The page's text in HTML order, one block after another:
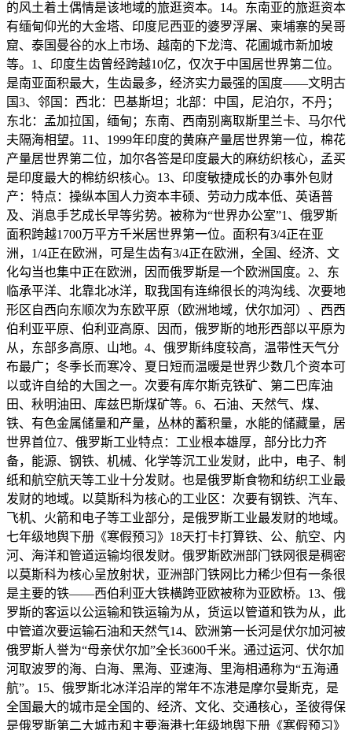
的风土着土偶情是该地域的旅逛资本。14。东南亚的旅逛资本
有缅甸仰光的大金塔、印度尼西亚的婆罗浮屠、柬埔寨的吴哥
窟、泰国曼谷的水上市场、越南的下龙湾、花圃城市新加坡
等。1、印度生齿曾经跨越10亿，仅次于中国居世界第二位。
是南亚面积最大，生齿最多，经济实力最强的国度——文明古
国3、邻国：西北：巴基斯坦；北部：中国，尼泊尔，不丹；
东北：孟加拉国，缅甸；东南、西南别离取斯里兰卡、马尔代
夫隔海相望。11、1999年印度的黄麻产量居世界第一位，棉花
产量居世界第二位，加尔各答是印度最大的麻纺织核心，孟买
是印度最大的棉纺织核心。13、印度敏捷成长的办事外包财
产：特点：操纵本国人力资本丰硕、劳动力成本低、英语普
及、消息手艺成长早等劣势。被称为“世界办公室”1、俄罗斯
面积跨越1700万平方千米居世界第一位。面积有3/4正在亚
洲，1/4正在欧洲，可是生齿有3/4正在欧洲，全国、经济、文
化勾当也集中正在欧洲，因而俄罗斯是一个欧洲国度。2、东
临承平洋、北靠北冰洋，取我国有连绵很长的鸿沟线、次要地
形区自西向东顺次为东欧平原（欧洲地域，伏尔加河）、西西
伯利亚平原、伯利亚高原、因而，俄罗斯的地形西部以平原为
从，东部多高原、山地。4、俄罗斯纬度较高，温带性天气分
布最广；冬季长而寒冷、夏日短而温暖是世界少数几个资本可
以或许自给的大国之一。次要有库尔斯克铁矿、第二巴库油
田、秋明油田、库兹巴斯煤矿等。6、石油、天然气、煤、
铁、有色金属储量和产量，丛林的蓄积量，水能的储藏量，居
世界首位7、俄罗斯工业特点：工业根本雄厚，部分比力齐
备，能源、钢铁、机械、化学等沉工业发财，此中，电子、制
纸和航空航天等工业十分发财。也是俄罗斯食物和纺织工业最
发财的地域。以莫斯科为核心的工业区：次要有钢铁、汽车、
飞机、火箭和电子等工业部分，是俄罗斯工业最发财的地域。
七年级地舆下册《寒假预习》18天打卡打算铁、公、航空、内
河、海洋和管道运输均很发财。俄罗斯欧洲部门铁网很是稠密
以莫斯科为核心呈放射状，亚洲部门铁网比力稀少但有一条很
是主要的铁——西伯利亚大铁横跨亚欧被称为亚欧桥。13、俄
罗斯的客运以公运输和铁运输为从，货运以管道和铁为从，此
中管道次要运输石油和天然气14、欧洲第一长河是伏尔加河被
俄罗斯人誉为“母亲伏尔加”全长3600千米。通过运河、伏尔加
河取波罗的海、白海、黑海、亚速海、里海相通称为“五海通
航”。15、俄罗斯北冰洋沿岸的常年不冻港是摩尔曼斯克，是
全国最大的城市是全国的、经济、文化、交通核心，圣彼得保
是俄罗斯第二大城市和主要海港七年级地舆下册《寒假预习》